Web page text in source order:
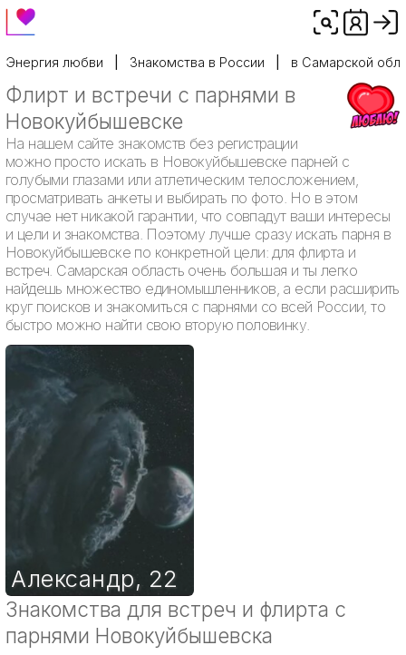
Энергия любви Знакомства в России в Самарской
Флирт и встречи с парнями в
Новокуйбышевске
На нашем сайте знакомств без регистрации
можно просто искать в Новокуйбышевске парней с
голубыми глазами или атлетическим телосложением,
просматривать анкеты и выбирать по фото. Но в этом
случае нет никакой гарантии, что совпадут ваши интересы
и цели и знакомства. Поэтому лучше сразу искать парня в
Новокуйбышевске по конкретной цели: для флирта и
встреч. Самарская область очень большая и ты легко
найдешь множество единомышленников, а если расширить
круг поисков и знакомиться с парнями со всей России, то
быстро можно найти свою вторую половинку.
Александр, 22
Знакомства для встреч и флирта с
парнями Новокуйбышевска